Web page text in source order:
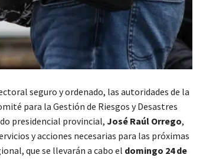
seguro y ordenado, las autoridades de la
para la Gestión de Riesgos y Desastres
presidencial provincial, José Raúl Orrego,
y acciones necesarias para las próximas
que se llevarán a cabo el domingo 24 de